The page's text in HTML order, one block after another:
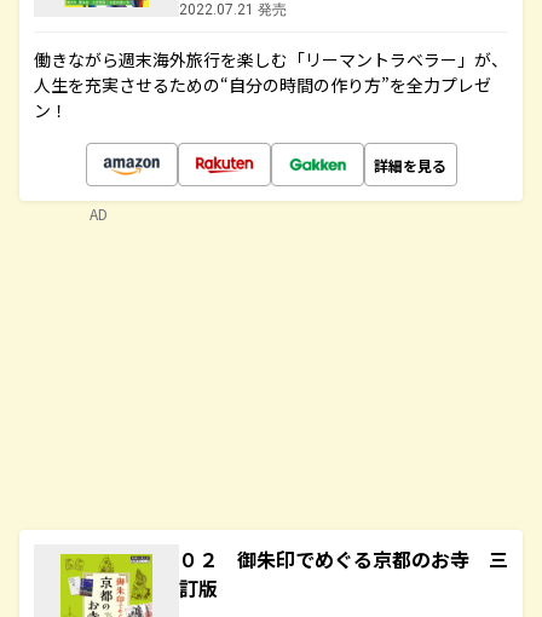
2022.07.21 発売
働きながら週末海外旅行を楽しむ「リーマントラベラー」が、
人生を充実させるための“自分の時間の作り方”を全力プレゼ
ン！
詳細を見る
０２ 御朱印でめぐる京都のお寺 三
訂版
AD